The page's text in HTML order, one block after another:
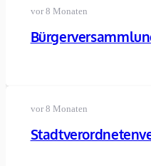
vor 8 Monaten
vor 8 Monaten